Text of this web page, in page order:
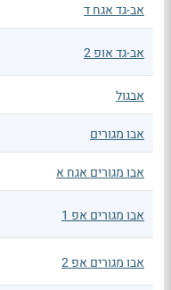
אב-גד אגח ד
אב-גד אופ 2
אבגול
אבו מגורים
אבו מגורים אגח א
אבו מגורים אפ 1
אבו מגורים אפ 2